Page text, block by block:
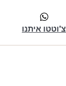
צ'וטטו איתנו